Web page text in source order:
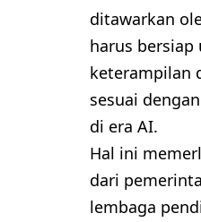
ditawarkan
harus
keterampilan
sesuai
di era AI.
Hal ini
dari
lembaga